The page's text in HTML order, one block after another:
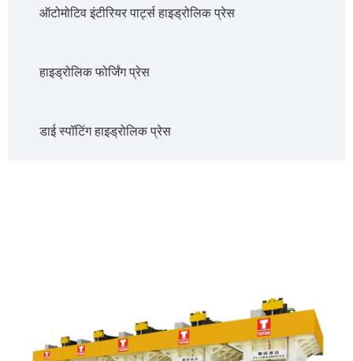
ऑटोमोटिव इंटीरियर पार्ट्स हाइड्रोलिक प्रेस
हाइड्रोलिक फोर्जिंग प्रेस
डाई स्पॉटिंग हाइड्रोलिक प्रेस